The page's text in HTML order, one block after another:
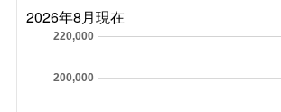
2026年8月現在
200,000
220,000